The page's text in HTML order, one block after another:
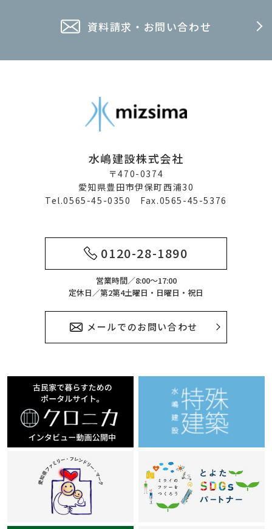
資料請求・お問い合わせ
水嶋建設株式会社
〒470-0374
愛知県豊田市伊保町西浦30
Tel.0565-45-0350 Fax.0565-45-5376
0120-28-1890
営業時間／8:00～17:00
定休日／第2第4土曜日・日曜日・祝日
メールでのお問い合わせ